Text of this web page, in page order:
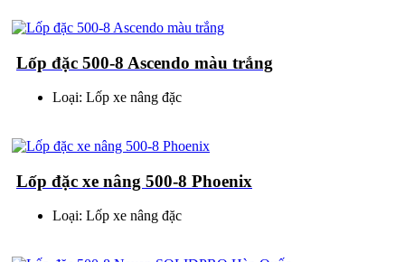
Lốp đặc 500-8 Ascendo màu trắng
Loại: Lốp xe nâng đặc
Lốp đặc xe nâng 500-8 Phoenix
Loại: Lốp xe nâng đặc